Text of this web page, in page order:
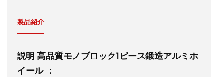
製品紹介
説明 高品質モノブロック1ピース鍛造アルミホ
イール ：